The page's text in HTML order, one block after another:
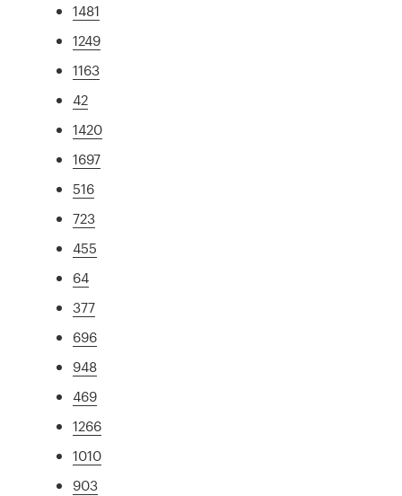
1481
1249
1163
42
1420
1697
516
723
455
64
377
696
948
469
1266
1010
903